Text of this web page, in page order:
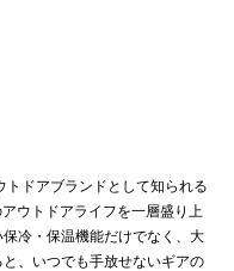
トドアブランドとして知られる
ウトドアライフを一層盛り上
冷・保温機能だけでなく、大
、いつでも手放せないギアの